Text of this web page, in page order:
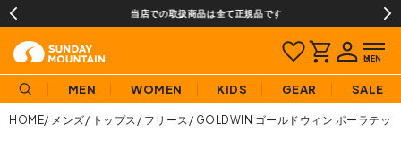
当店での取扱商品は全て正規品です
MEN WOMEN KIDS GEAR SALE
HOME メンズ トップス フリース GOLDWIN ゴールドウィン ポーラテッ